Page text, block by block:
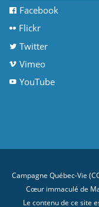
Facebook
Flickr
Twitter
Vimeo
YouTube
Campagne Québec-Vie
Cœur immaculé de
Le contenu de ce site